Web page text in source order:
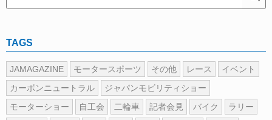
TAGS
JAMAGAZINE モータースポーツ その他 レース
イベント
カーボンニュートラル
ジャパンモビリティショー
モーターショー
自工会 二輪車 記者会見 バイク
ラリー